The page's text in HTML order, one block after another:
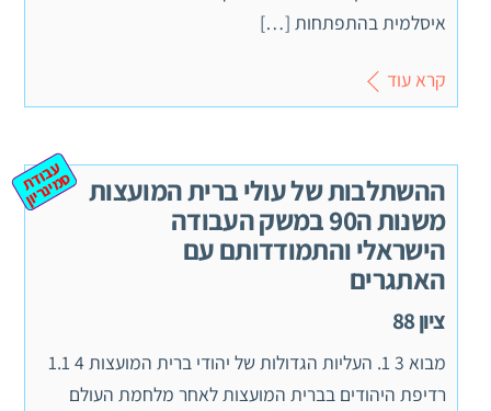
איסלמית בהתפתחות […]
קרא עוד
ההשתלבות של עולי ברית המועצות
משנות ה90 במשק העבודה
הישראלי והתמודדותם עם
האתגרים
ציון 88
ע
ב
וד
ת
ס
מ
ינ
ר
יון
מבוא 3 1. העליות הגדולות של יהודי ברית המועצות 4 1.1
רדיפת היהודים בברית המועצות לאחר מלחמת העולם